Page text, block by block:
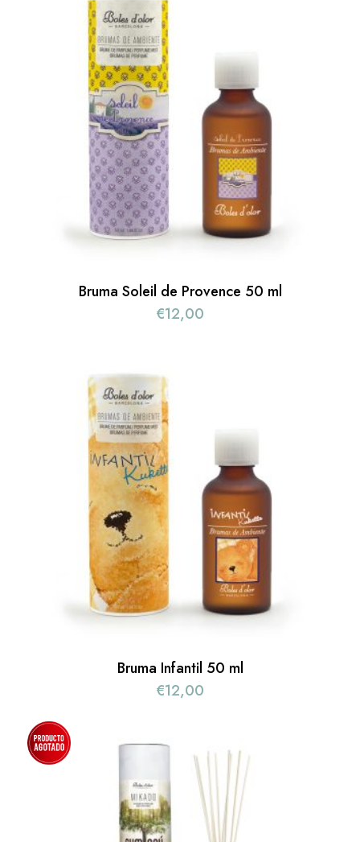
Bruma Soleil de Provence 50 ml
€12,00
Bruma Infantil 50 ml
€12,00